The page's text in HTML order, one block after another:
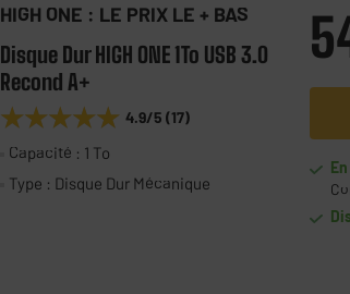
HIGH ONE : LE PRIX LE + BAS
Disque Dur HIGH ONE 1To USB 3.0
Recond A+
★★★★★
★★★★★ 4.9/5 (17)
Capacité : 1 To
Type : Disque Dur Mécanique